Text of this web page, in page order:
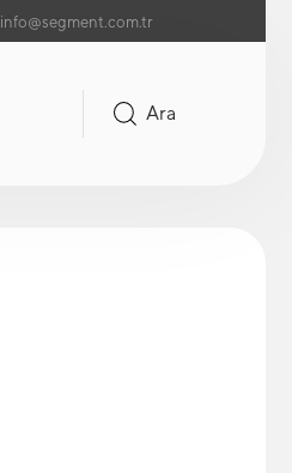
info@segment.com.tr
Ara